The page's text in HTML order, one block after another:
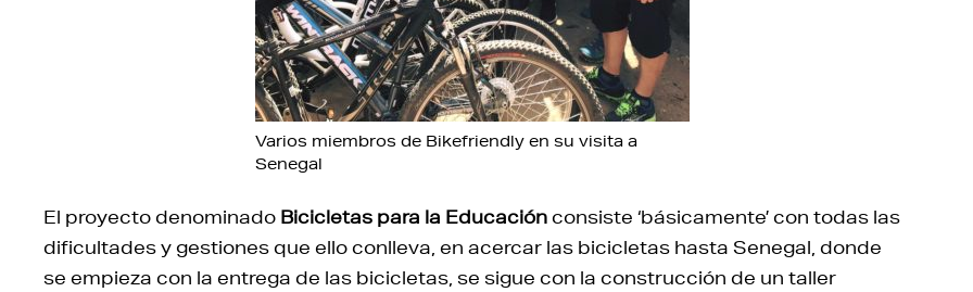
Varios miembros de Bikefriendly en su visita a
Senegal
El proyecto denominado Bicicletas para la Educaciónconsiste ‘básicamente’ con todas las
dificultades y gestiones que ello conlleva, en acercar las bicicletas hasta Senegal, donde
se empieza con la entrega de las bicicletas, se sigue con la construcción de un taller